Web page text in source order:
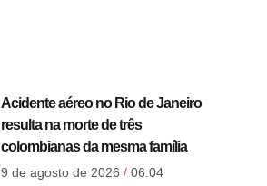
Acidente aéreo no Rio de Janeiro
resulta na morte de três
colombianas da mesma família
9 de agosto de 2026 06:04